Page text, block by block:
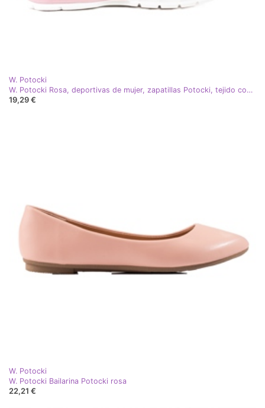
W. Potocki
W. Potocki Rosa, deportivas de mujer, zapatillas Potocki, tejido con purpurina.
19,29 €
W. Potocki
W. Potocki Bailarina Potocki rosa
22,21 €